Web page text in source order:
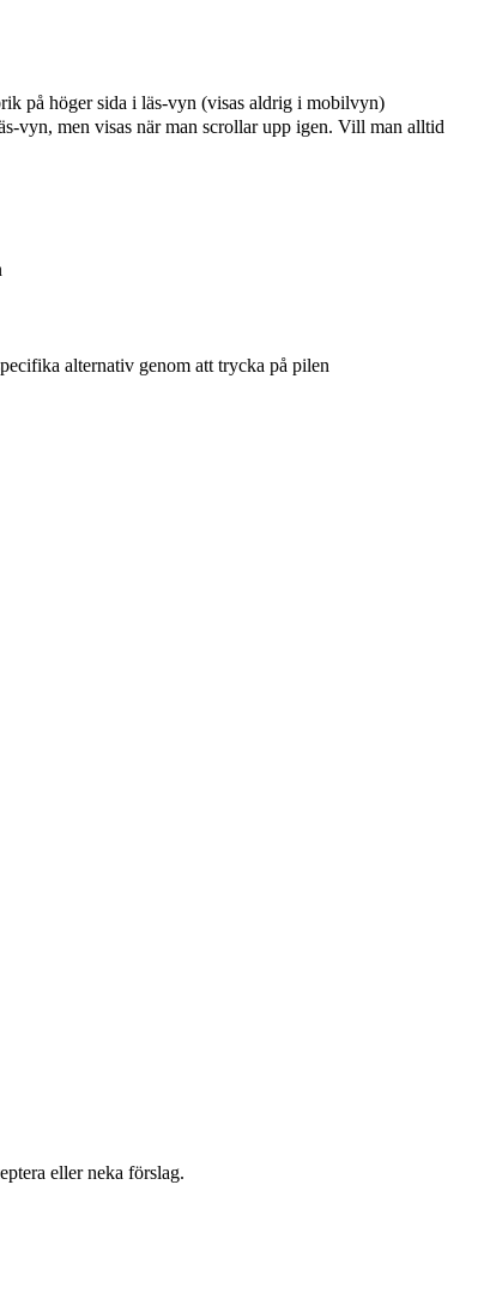
på höger sida i läs-vyn (visas aldrig i mobilvyn)
vyn, men visas när man scrollar upp igen. Vill man alltid
alternativ genom att trycka på pilen
eller neka förslag.